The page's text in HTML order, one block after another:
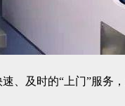
、及时的“上门”服务